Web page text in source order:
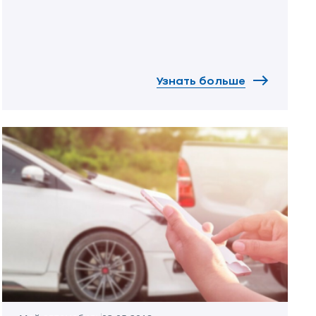
Узнать больше